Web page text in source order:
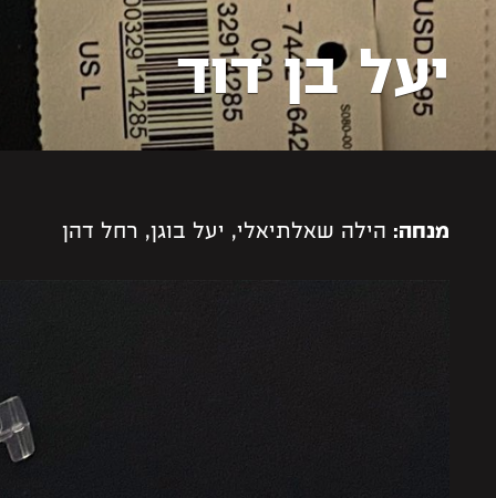
יעל בן דוד
מנחה: הילה שאלתיאלי, יעל בוגן, רחל דהן